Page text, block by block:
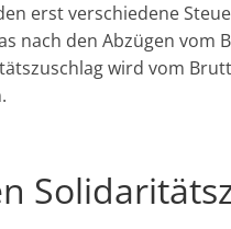
erst verschiedene
nach den Abzügen
wird vom